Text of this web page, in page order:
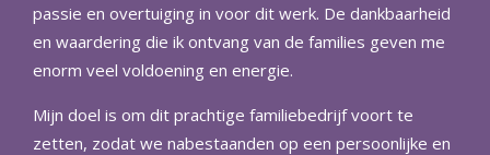
passie en overtuiging in voor dit werk. De dankbaarheid
en waardering die ik ontvang van de families geven me
enorm veel voldoening en energie.
Mijn doel is om dit prachtige familiebedrijf voort te
zetten, zodat we nabestaanden op een persoonlijke en